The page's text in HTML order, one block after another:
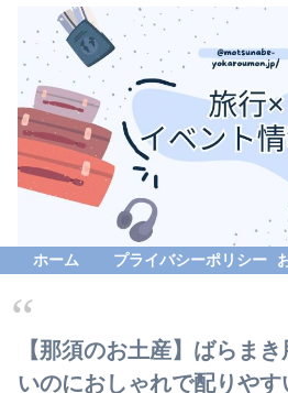
ホーム プライバシーポリシー
【那須のお土産】ばらま
いのにおしゃれで配りや